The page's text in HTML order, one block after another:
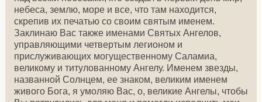
небеса, землю, море и все, что там находится,
скрепив их печатью со своим святым именем.
Заклинаю Вас также именами Святых Ангелов,
управляющими четвертым легионом и
прислуживающих могущественному Саламиа,
великому и титулованному Ангелу. Именем звезды,
названной Солнцем, ее знаком, великим именем
живого Бога, я умоляю Вас, о, великие Ангелы, чтобы